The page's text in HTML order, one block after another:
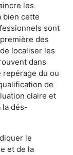
les
bien cette
sont
des
localiser les
dans
repérage du ou
de
claire et
la dés-
le
et de la